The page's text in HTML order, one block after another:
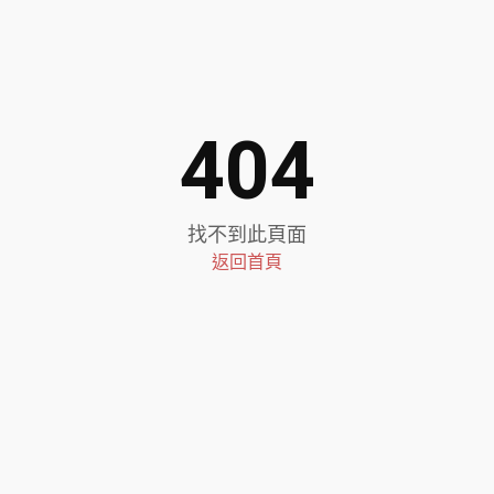
404
找不到此頁面
返回首頁